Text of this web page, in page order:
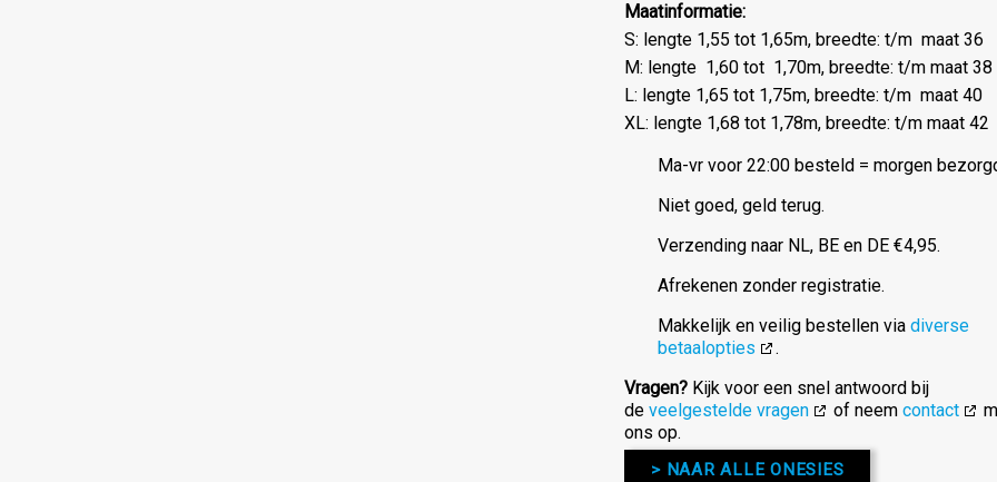
Maatinformatie:
S: lengte 1,55 tot 1,65m, breedte: t/m maat 36
M: lengte 1,60 tot 1,70m, breedte: t/m maat 38
L: lengte 1,65 tot 1,75m, breedte: t/m maat 40
XL: lengte 1,68 tot 1,78m, breedte: t/m maat 42
Ma-vr voor 22:00 besteld = morgen
Niet goed, geld terug.
Verzending naar NL, BE en DE €4,95.
Afrekenen zonder registratie.
Makkelijk en veilig bestellen via diverse
betaalopties
.
Vragen? Kijk voor een snel antwoord bij
de veelgestelde vragen of neem contact
ons op.
> NAAR ALLE ONESIES